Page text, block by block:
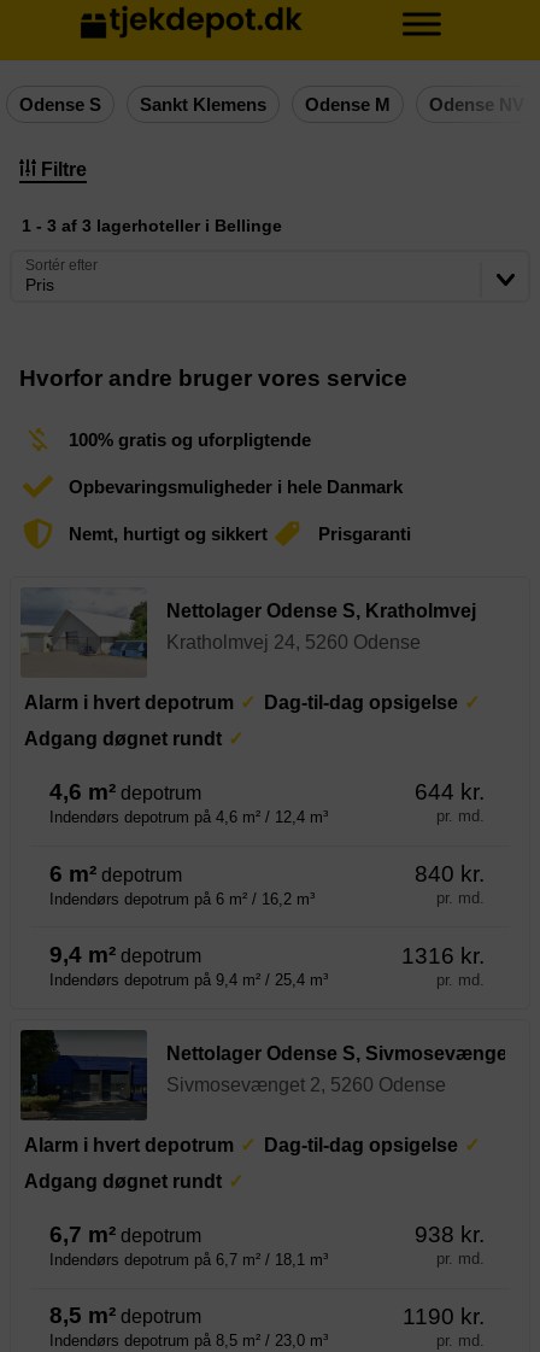
Odense S Sankt Klemens Odense M Odense NV
Filtre
1 - 3 af 3 lagerhoteller i Bellinge
Pris
Sortér efter
Hvorfor andre bruger vores service
100% gratis og uforpligtende
Opbevaringsmuligheder i hele Danmark
Nemt, hurtigt og sikkert Prisgaranti
Nettolager Odense S, Kratholmvej
Kratholmvej 24, 5260 Odense
Alarm i hvert depotrum
Dag-til-dag opsigelse
Adgang døgnet rundt
4,6 m² depotrum
Indendørs depotrum på 4,6 m² / 12,4 m³
644 kr.
pr. md.
6 m² depotrum
Indendørs depotrum på 6 m² / 16,2 m³
840 kr.
pr. md.
9,4 m² depotrum
Indendørs depotrum på 9,4 m² / 25,4 m³
1316 kr.
pr. md.
Nettolager Odense S, Sivmosevænget
Sivmosevænget 2, 5260 Odense
Alarm i hvert depotrum
Dag-til-dag opsigelse
Adgang døgnet rundt
6,7 m² depotrum
Indendørs depotrum på 6,7 m² / 18,1 m³
938 kr.
pr. md.
8,5 m² depotrum
Indendørs depotrum på 8,5 m² / 23,0 m³
1190 kr.
pr. md.